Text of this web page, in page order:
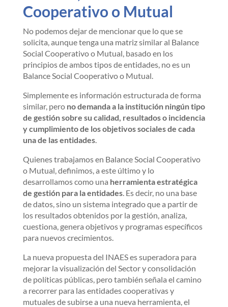
Cooperativo o Mutual
No podemos dejar de mencionar que lo que se
solicita, aunque tenga una matriz similar al Balance
Social Cooperativo o Mutual, basado en los
principios de ambos tipos de entidades, no es un
Balance Social Cooperativo o Mutual.
Simplemente es información estructurada de forma
similar, pero no demanda a la institución ningún tipo
de gestión sobre su calidad, resultados o incidencia
y cumplimiento de los objetivos sociales de cada
una de las entidades.
Quienes trabajamos en Balance Social Cooperativo
o Mutual, definimos, a este último y lo
desarrollamos como una herramienta estratégica
de gestión para la entidades. Es decir, no una base
de datos, sino un sistema integrado que a partir de
los resultados obtenidos por la gestión, analiza,
cuestiona, genera objetivos y programas específicos
para nuevos crecimientos.
La nueva propuesta del INAES es superadora para
mejorar la visualización del Sector y consolidación
de políticas públicas, pero también señala el camino
a recorrer para las entidades cooperativas y
mutuales de subirse a una nueva herramienta, el